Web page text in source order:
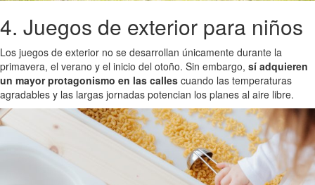
4. Juegos de exterior para niños
Los juegos de exterior no se desarrollan únicamente durante la
primavera, el verano y el inicio del otoño. Sin embargo, sí adquieren
un mayor protagonismo en las calles cuando las temperaturas
agradables y las largas jornadas potencian los planes al aire libre.